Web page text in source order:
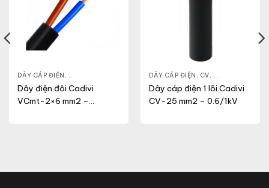
DÂY CÁP ĐIỆN , DÂY ĐIỆN DÂN DỤNG VCMT
Dây điện đôi Cadivi
VCmt-2×6 mm2 –
DÂY CÁP ĐIỆN , CV, DÂY ĐIỆN DÂN
Dây cáp điện 1 lõi Cadivi
CV-25 mm2 – 0.6/1kV
VCM